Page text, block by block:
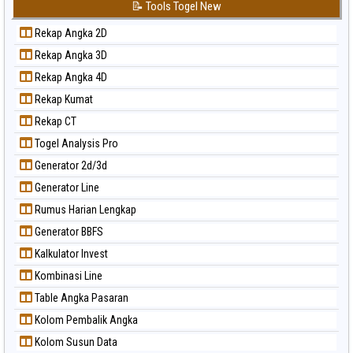
📝 Tools Togel New
Rekap Angka 2D
Rekap Angka 3D
Rekap Angka 4D
Rekap Kumat
Rekap CT
Togel Analysis Pro
Generator 2d/3d
Generator Line
Rumus Harian Lengkap
Generator BBFS
Kalkulator Invest
Kombinasi Line
Table Angka Pasaran
Kolom Pembalik Angka
Kolom Susun Data